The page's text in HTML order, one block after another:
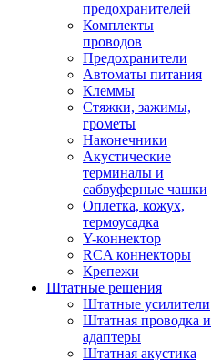
предохранителей
Комплекты
проводов
Предохранители
Автоматы питания
Клеммы
Стяжки, зажимы,
грометы
Наконечники
Акустические
терминалы и
сабвуферные чашки
Оплетка, кожух,
термоусадка
Y-коннектор
RCA коннекторы
Крепежи
Штатные решения
Штатные усилители
Штатная проводка и
адаптеры
Штатная акустика